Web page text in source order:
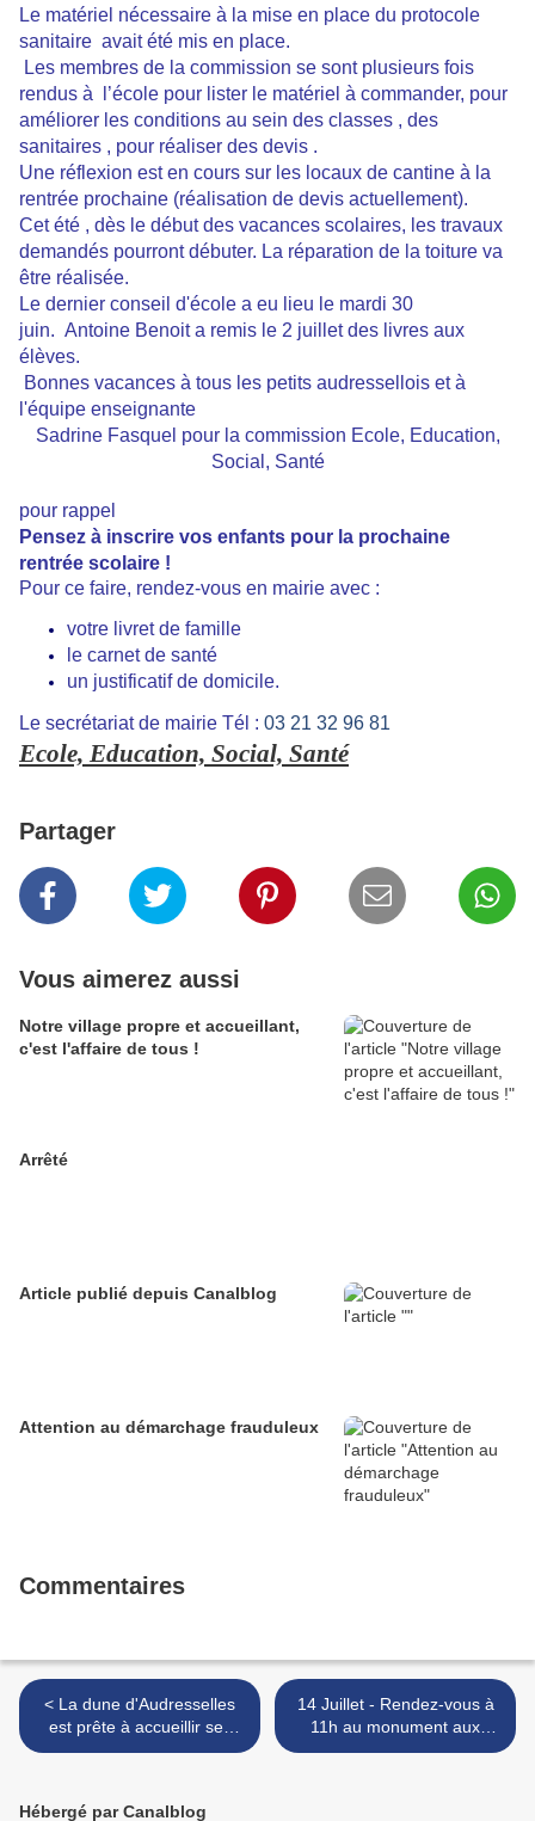
Le matériel nécessaire à la mise en place du protocole
sanitaire avait été mis en place.
Les membres de la commission se sont plusieurs fois
rendus à l’école pour lister le matériel à commander, pour
améliorer les conditions au sein des classes , des
sanitaires , pour réaliser des devis .
Une réflexion est en cours sur les locaux de cantine à la
rentrée prochaine (réalisation de devis actuellement).
Cet été , dès le début des vacances scolaires, les travaux
demandés pourront débuter. La réparation de la toiture va
être réalisée.
Le dernier conseil d'école a eu lieu le mardi 30
juin. Antoine Benoit a remis le 2 juillet des livres aux
élèves.
Bonnes vacances à tous les petits audressellois et à
l'équipe enseignante
Sadrine Fasquel pour la commission Ecole, Education,
Social, Santé
pour rappel
Pensez à inscrire vos enfants pour la prochaine
rentrée scolaire !
Pour ce faire, rendez-vous en mairie avec :
votre livret de famille
le carnet de santé
un justificatif de domicile.
Le secrétariat de mairie Tél : 03 21 32 96 81
Ecole, Education, Social, Santé
Partager
Vous aimerez aussi
Notre village propre et accueillant,
c'est l'affaire de tous !
Arrêté
Article publié depuis Canalblog
Attention au démarchage frauduleux
Commentaires
< La dune d'Audresselles
est prête à accueillir ses
moutons ! Merci aux
14 Juillet - Rendez-vous à
11h au monument aux
morts >
Hébergé par Canalblog